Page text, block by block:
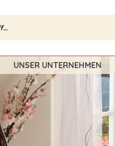
UNSER UNTERNEHMEN